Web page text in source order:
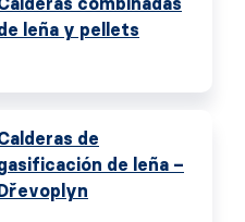
leña y pellets
de
de leña –